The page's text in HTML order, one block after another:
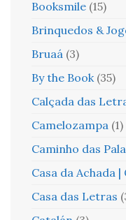
Booksmile (15)
Brinquedos &
Bruaá (3)
By the Book (35)
Calçada das
Camelozampa (1)
Caminho das
Casa da Achada
Casa das Letras